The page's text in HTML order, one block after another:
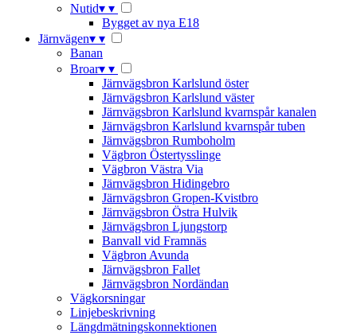
Nutid▾ ▾
Bygget av nya E18
Järnvägen▾ ▾
Banan
Broar▾ ▾
Järnvägsbron Karlslund öster
Järnvägsbron Karlslund väster
Järnvägsbron Karlslund kvarnspår kanalen
Järnvägsbron Karlslund kvarnspår tuben
Järnvägsbron Rumboholm
Vägbron Östertysslinge
Vägbron Västra Via
Järnvägsbron Hidingebro
Järnvägsbron Gropen-Kvistbro
Järnvägsbron Östra Hulvik
Järnvägsbron Ljungstorp
Banvall vid Framnäs
Vägbron Avunda
Järnvägsbron Fallet
Järnvägsbron Nordändan
Vägkorsningar
Linjebeskrivning
Längdmätningskonnektionen